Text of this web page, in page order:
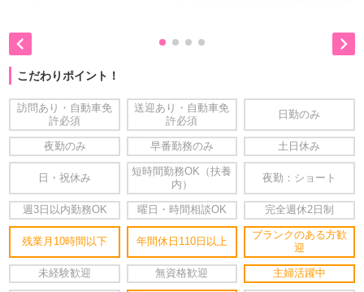
 
こだわりポイント！
訪問あり・自動車免
許必須
送迎あり・自動車免
許必須
日勤のみ
夜勤のみ 早番勤務のみ 土日休み
日・祝休み
短時間勤務OK（扶養
内）
夜勤：ショート
週3日以内勤務OK 曜日・時間相談OK 完全週休2日制
残業月10時間以下 年間休日110日以上
ブランクのある方歓
迎
未経験歓迎 無資格歓迎 主婦活躍中